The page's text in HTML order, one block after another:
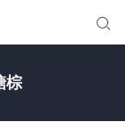

棕